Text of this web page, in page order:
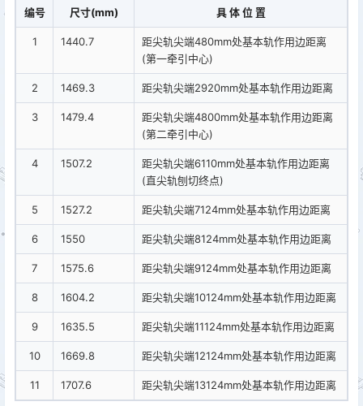
编号 尺寸(mm) 具 体 位 置
1 1440.7
距尖轨尖端480mm处基本轨作用边距离
(第一牵引中心)
2 1469.3 距尖轨尖端2920mm处基本轨作用边距离
3 1479.4
距尖轨尖端4800mm处基本轨作用边距离
(第二牵引中心)
4 1507.2
距尖轨尖端6110mm处基本轨作用边距离
(直尖轨刨切终点)
5 1527.2 距尖轨尖端7124mm处基本轨作用边距离
6 1550 距尖轨尖端8124mm处基本轨作用边距离
7 1575.6 距尖轨尖端9124mm处基本轨作用边距离
8 1604.2 距尖轨尖端10124mm处基本轨作用边距离
9 1635.5 距尖轨尖端11124mm处基本轨作用边距离
10 1669.8 距尖轨尖端12124mm处基本轨作用边距离
11 1707.6 距尖轨尖端13124mm处基本轨作用边距离